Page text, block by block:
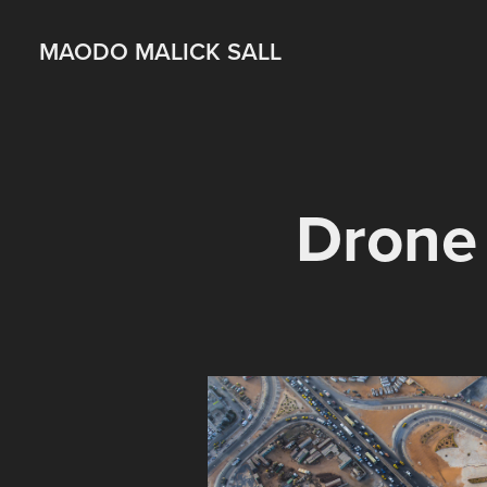
MAODO MALICK SALL
Drone